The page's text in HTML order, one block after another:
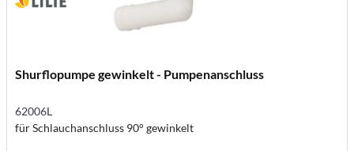
Shurflopumpe gewinkelt - Pumpenanschluss
62006L
für Schlauchanschluss 90° gewinkelt